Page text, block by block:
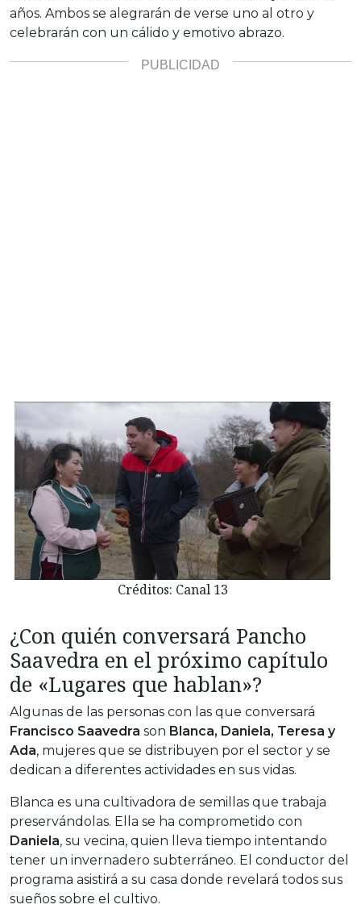
años. Ambos se alegrarán de verse uno al otro y
celebrarán con un cálido y emotivo abrazo.
Créditos: Canal 13
¿Con quién conversará Pancho
Saavedra en el próximo capítulo
de «Lugares que hablan»?
Algunas de las personas con las que conversará
Francisco Saavedra son Blanca, Daniela, Teresa y
Ada, mujeres que se distribuyen por el sector y se
dedican a diferentes actividades en sus vidas.
Blanca es una cultivadora de semillas que trabaja
preservándolas. Ella se ha comprometido con
Daniela, su vecina, quien lleva tiempo intentando
tener un invernadero subterráneo. El conductor del
programa asistirá a su casa donde revelará todos sus
sueños sobre el cultivo.